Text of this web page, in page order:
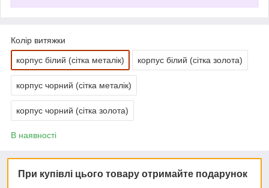
Колір витяжки
корпус білий (сітка металік) корпус білий (сітка золота)
корпус чорний (сітка металік)
корпус чорний (сітка золота)
В наявності
При купівлі цього товару отримайте подарунок